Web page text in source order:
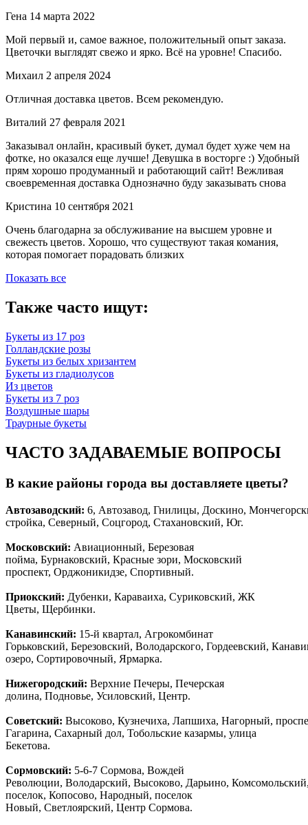
Гена 14 марта 2022
Мой первый и, самое важное, положительный опыт заказа.
Цветочки выглядят свежо и ярко. Всё на уровне! Спасибо.
Михаил 2 апреля 2024
Отличная доставка цветов. Всем рекомендую.
Виталий 27 февраля 2021
Заказывал онлайн, красивый букет, думал будет хуже чем на
фотке, но оказался еще лучше! Девушка в восторге :) Удобный
прям хорошо продуманный и работающий сайт! Вежливая
своевременная доставка Однозначно буду заказывать снова
Кристина 10 сентября 2021
Очень благодарна за обслуживание на высшем уровне и
свежесть цветов. Хорошо, что существуют такая комания,
которая помогает порадовать близких
Показать все
Также часто ищут:
Букеты из 17 роз
Голландские розы
Букеты из белых хризантем
Букеты из гладиолусов
Из цветов
Букеты из 7 роз
Воздушные шары
Траурные букеты
ЧАСТО ЗАДАВАЕМЫЕ ВОПРОСЫ
В какие районы города вы доставляете цветы?
Автозаводский: 6, Автозавод, Гнилицы, Доскино,
стройка, Северный, Соцгород, Стахановский, Юг.
Московский: Авиационный, Березовая
пойма, Бурнаковский, Красные зори, Московский
проспект, Орджоникидзе, Спортивный.
Приокский: Дубенки, Караваиха, Суриковский, ЖК
Цветы, Щербинки.
Канавинский: 15-й квартал, Агрокомбинат
Горьковский, Березовский, Володарского, Гордеевский,
озеро, Сортировочный, Ярмарка.
Нижегородский: Верхние Печеры, Печерская
долина, Подновье, Усиловский, Центр.
Советский: Высоково, Кузнечиха, Лапшиха, Нагорный,
Гагарина, Сахарный дол, Тобольские казармы, улица
Бекетова.
Сормовский: 5-6-7 Сормова, Вождей
Революции, Володарский, Высоково, Дарьино,
поселок, Копосово, Народный, поселок
Новый, Светлоярский, Центр Сормова.